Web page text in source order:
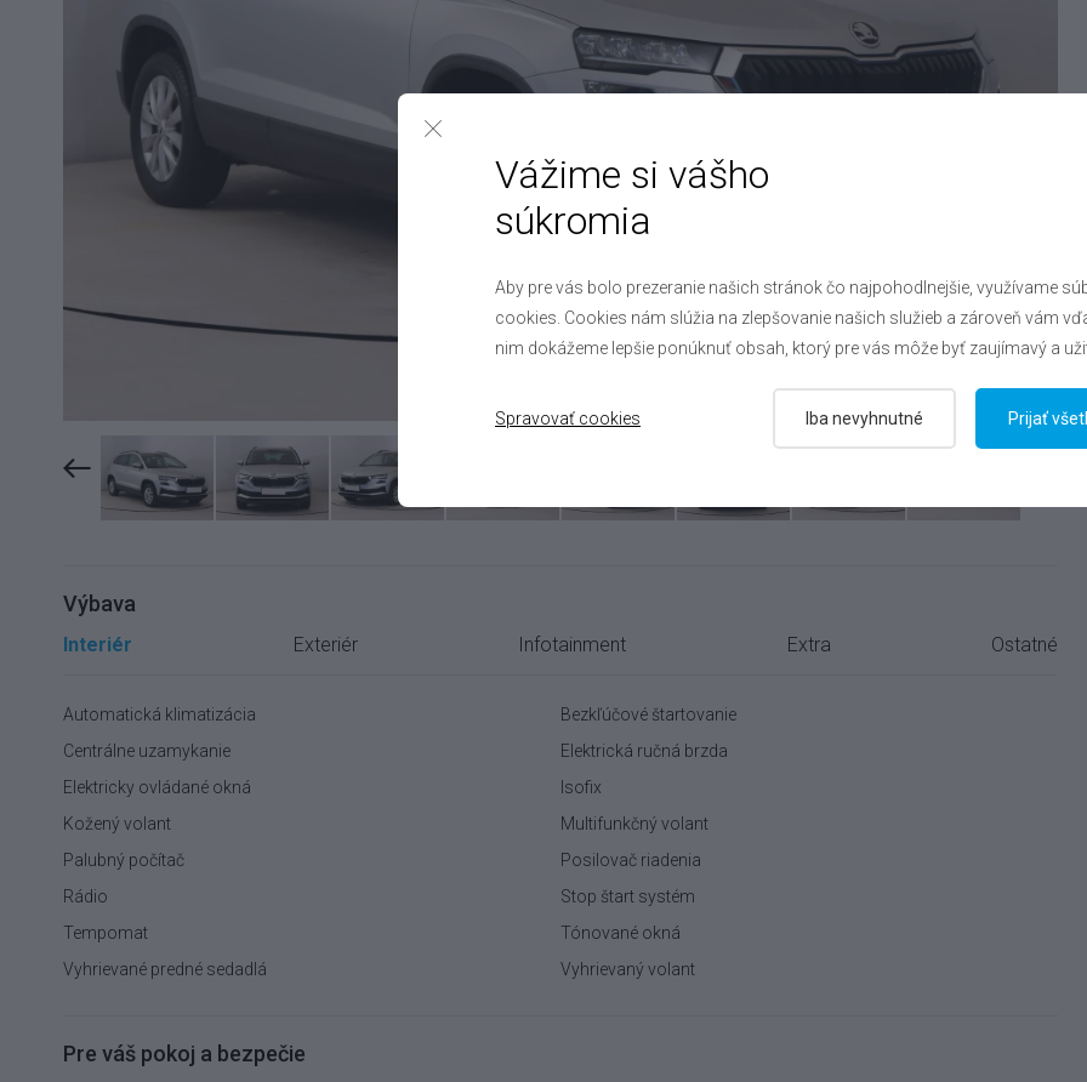
Výbava
Interiér Exteriér Infotainment Extra Ostatné
Automatická klimatizácia
Bezkľúčové štartovanie
Centrálne uzamykanie
Elektrická ručná brzda
Elektricky ovládané okná
Isofix
Kožený volant
Multifunkčný volant
Palubný počítač
Posilovač riadenia
Rádio
Stop štart systém
Tempomat
Tónované okná
Vyhrievané predné sedadlá
Vyhrievaný volant
Pre váš pokoj a bezpečie
Vážime si vášho
súkromia
Aby pre vás bolo prezeranie našich stránok čo najpohodlnejšie, využívame
cookies. Cookies nám slúžia na zlepšovanie našich služieb a zároveň vám
nim dokážeme lepšie ponúknuť obsah, ktorý pre vás môže byť zaujímavý a
Spravovať cookies Iba nevyhnutné Prijať